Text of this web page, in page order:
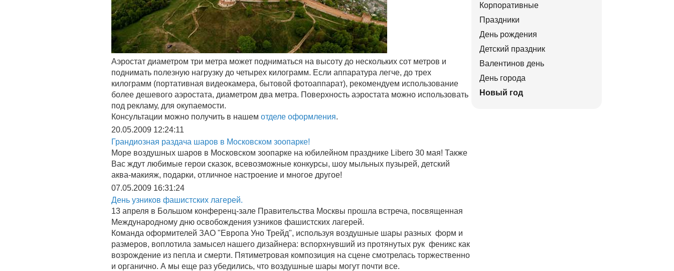
Аэростат диаметром три метра может подниматься на высоту до нескольких сот метров и
поднимать полезную нагрузку до четырех килограмм. Если аппаратура легче, до трех
килограмм (портативная видеокамера, бытовой фотоаппарат), рекомендуем использование
более дешевого аэростата, диаметром два метра. Поверхность аэростата можно использовать
под рекламу, для окупаемости.
Консультации можно получить в нашем отделе оформления.
20.05.2009 12:24:11
Грандиозная раздача шаров в Московском зоопарке!
Море воздушных шаров в Московском зоопарке на юбилейном празднике Libero 30 мая! Также
Вас ждут любимые герои сказок, всевозможные конкурсы, шоу мыльных пузырей, детский
аква-макияж, подарки, отличное настроение и многое другое!
07.05.2009 16:31:24
День узников фашистских лагерей.
13 апреля в Большом конференц-зале Правительства Москвы прошла встреча, посвященная
Международному дню освобождения узников фашистских лагерей.
Команда оформителей ЗАО "Европа Уно Трейд", используя воздушные шары разных форм и
размеров, воплотила замысел нашего дизайнера: вспорхнувший из протянутых рук феникс как
возрождение из пепла и смерти. Пятиметровая композиция на сцене смотрелась торжественно
и органично. А мы еще раз убедились, что воздушные шары могут почти все.
Корпоративные
Праздники
День рождения
Детский праздник
Валентинов день
День города
Новый год